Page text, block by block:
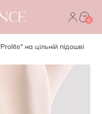
0
на цільній підошві